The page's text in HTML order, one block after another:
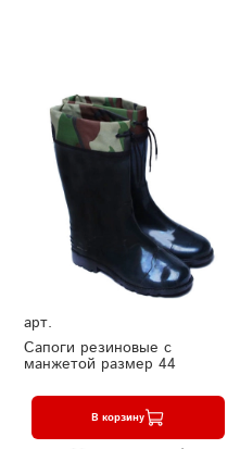
арт.
Сапоги резиновые с
манжетой размер 44
В корзину